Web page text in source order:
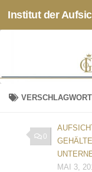
Zum Inhalt
Institut der
0
MAI 3,